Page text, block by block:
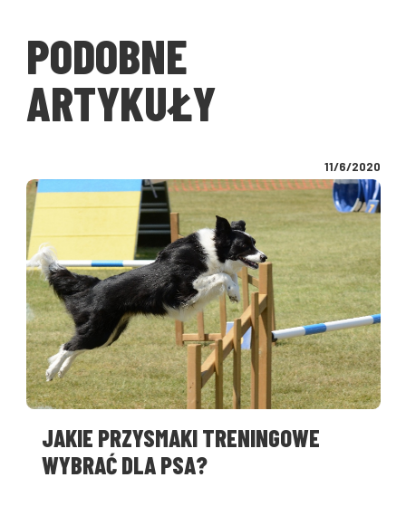
PODOBNE
ARTYKUŁY
11/6/2020
JAKIE PRZYSMAKI TRENINGOWE
WYBRAĆ DLA PSA?